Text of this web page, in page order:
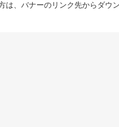
は、バナーのリンク先からダウ